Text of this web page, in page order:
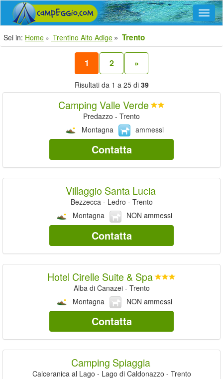
Sei in: Home Trentino Alto Adige Trento
1 2 »
Risultati da 1 a 25 di 39
Camping Valle Verde
Predazzo - Trento
Montagna
ammessi
Contatta
Villaggio Santa Lucia
Bezzecca - Ledro - Trento
Montagna
NON ammessi
Contatta
Hotel Cirelle Suite & Spa
Alba di Canazei - Trento
Montagna
NON ammessi
Contatta
Camping Spiaggia
Calceranica al Lago - Lago di Caldonazzo - Trento